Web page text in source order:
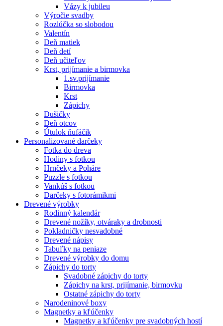
Vázy k jubileu
Výročie svadby
Rozlúčka so slobodou
Valentín
Deň matiek
Deň detí
Deň učiteľov
Krst, prijímanie a birmovka
1.sv.prijímanie
Birmovka
Krst
Zápichy
Dušičky
Deň otcov
Útulok ňufáčik
Personalizované darčeky
Fotka do dreva
Hodiny s fotkou
Hrnčeky a Poháre
Puzzle s fotkou
Vankúš s fotkou
Darčeky s fotorámikmi
Drevené výrobky
Rodinný kalendár
Drevené nožíky, otváraky a drobnosti
Pokladničky nesvadobné
Drevené nápisy
Tabuľky na peniaze
Drevené výrobky do domu
Zápichy do torty
Svadobné zápichy do torty
Zápichy na krst, prijímanie, birmovku
Ostatné zápichy do torty
Narodeninové boxy
Magnetky a kľúčenky
Magnetky a kľúčenky pre svadobných hostí